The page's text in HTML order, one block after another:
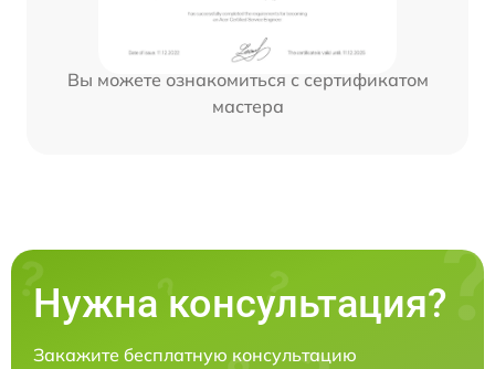
Вы можете ознакомиться с сертификатом
мастера
Нужна консультация?
Закажите бесплатную консультацию